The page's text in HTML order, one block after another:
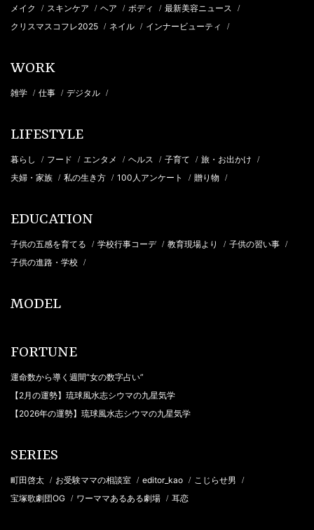
メイク / スキンケア / ヘア / ボディ / 最新美容ニュース /
クリスマスコフレ2025 / ネイル / インナービューティ /
WORK
雑学 / 仕事 / デジタル /
LIFESTYLE
暮らし / フード / エンタメ / ヘルス / 子育て / 旅・お出かけ /
夫婦・家族 / 私の生き方 / 100人アンケート / 贈り物 /
EDUCATION
子供の五感を育てる / 学校行事コーデ / 教育現場より / 子供の習い事 /
子供の進路・学校 /
MODEL
FORTUNE
運命数から導く週間“女の数字占い”
【2月の運勢】琉球風水志シウマの九星気学
【2026年の運勢】琉球風水志シウマの九星気学
SERIES
町田啓太 / お受験ママの相談室 / editor_kao / こじらせ男 /
宝塚歌劇団OG / ワーママあるある劇場 / 耳恋